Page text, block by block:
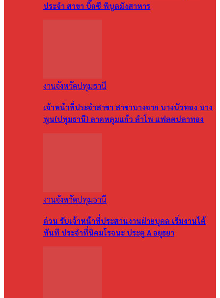
ประจำ สาขา บิ๊กซี พิบูลมังสาหาร
งานจังหวัดปทุมธานี
เจ้าหน้าที่ประจำสาขา สาขาบางจาก บางบัวทอง บาง
พูน(ปทุมธานี) ลาดหลุมแก้ว ลำโพ แฟลตปลาทอง
งานจังหวัดปทุมธานี
ด่วน รับเจ้าหน้าที่ประสานงานฝ่ายบุคล เริ่มงานได้
ทันที ประจำที่นิคมโรจนะ ประตู A อยุธยา